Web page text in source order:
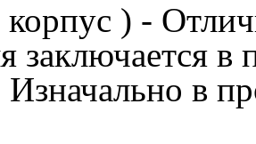
) -
заключается в
в